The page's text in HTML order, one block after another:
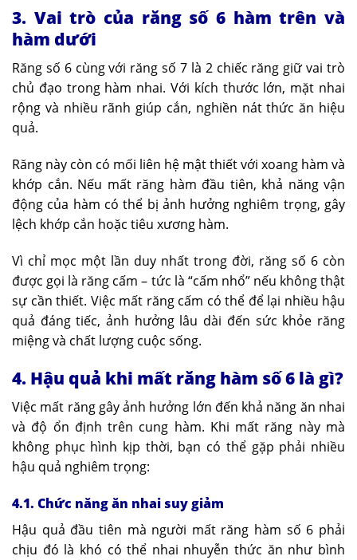
3. Vai trò của răng số 6 hàm trên và
hàm dưới
Răng số 6 cùng với răng số 7 là 2 chiếc răng giữ vai trò
chủ đạo trong hàm nhai. Với kích thước lớn, mặt nhai
rộng và nhiều rãnh giúp cắn, nghiền nát thức ăn hiệu
quả.
Răng này còn có mối liên hệ mật thiết với xoang hàm và
khớp cắn. Nếu mất răng hàm đầu tiên, khả năng vận
động của hàm có thể bị ảnh hưởng nghiêm trọng, gây
lệch khớp cắn hoặc tiêu xương hàm.
Vì chỉ mọc một lần duy nhất trong đời, răng số 6 còn
được gọi là răng cấm – tức là “cấm nhổ” nếu không thật
sự cần thiết. Việc mất răng cấm có thể để lại nhiều hậu
quả đáng tiếc, ảnh hưởng lâu dài đến sức khỏe răng
miệng và chất lượng cuộc sống.
4. Hậu quả khi mất răng hàm số 6 là gì?
Việc mất răng gây ảnh hưởng lớn đến khả năng ăn nhai
và độ ổn định trên cung hàm. Khi mất răng này mà
không phục hình kịp thời, bạn có thể gặp phải nhiều
hậu quả nghiêm trọng:
4.1. Chức năng ăn nhai suy giảm
Hậu quả đầu tiên mà người mất răng hàm số 6 phải
chịu đó là khó có thể nhai nhuyễn thức ăn như bình